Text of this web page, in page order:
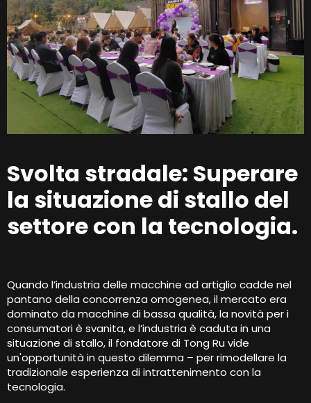
Svolta stradale: Superare
la situazione di stallo del
settore con la tecnologia.
Quando l’industria delle macchine ad artiglio cadde nel
pantano della concorrenza omogenea, il mercato era
dominato da macchine di bassa qualità, la novità per i
consumatori è svanita, e l’industria è caduta in una
situazione di stallo, il fondatore di Tong Ru vide
un'opportunità in questo dilemma – per rimodellare la
tradizionale esperienza di intrattenimento con la
tecnologia.